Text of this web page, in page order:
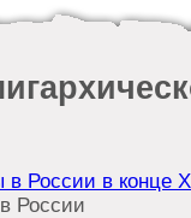
России в конце
России